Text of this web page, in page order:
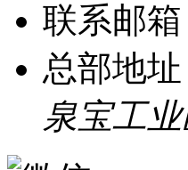
联系邮箱
总部地址
泉宝工